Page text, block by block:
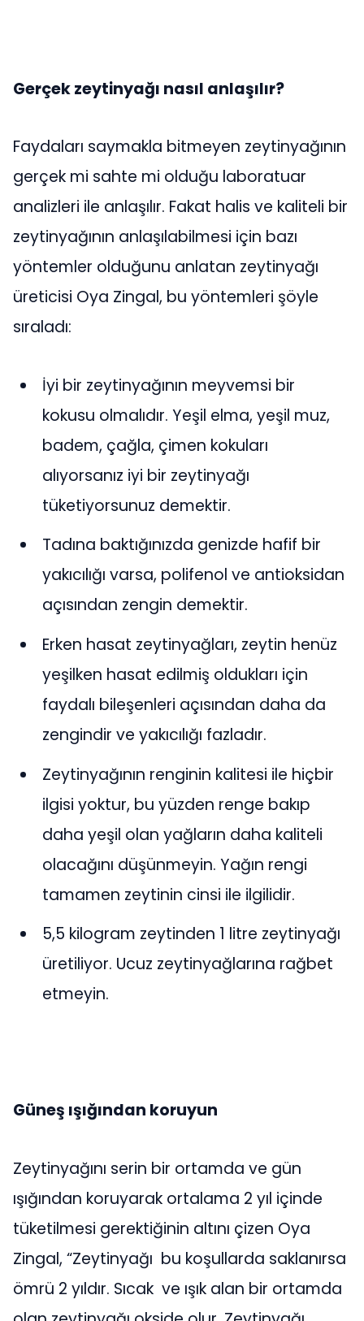
Gerçek zeytinyağı nasıl anlaşılır?
Faydaları saymakla bitmeyen zeytinyağının
gerçek mi sahte mi olduğu laboratuar
analizleri ile anlaşılır. Fakat halis ve kaliteli bir
zeytinyağının anlaşılabilmesi için bazı
yöntemler olduğunu anlatan zeytinyağı
üreticisi Oya Zingal, bu yöntemleri şöyle
sıraladı:
İyi bir zeytinyağının meyvemsi bir
kokusu olmalıdır. Yeşil elma, yeşil muz,
badem, çağla, çimen kokuları
alıyorsanız iyi bir zeytinyağı
tüketiyorsunuz demektir.
Tadına baktığınızda genizde hafif bir
yakıcılığı varsa, polifenol ve antioksidan
açısından zengin demektir.
Erken hasat zeytinyağları, zeytin henüz
yeşilken hasat edilmiş oldukları için
faydalı bileşenleri açısından daha da
zengindir ve yakıcılığı fazladır.
Zeytinyağının renginin kalitesi ile hiçbir
ilgisi yoktur, bu yüzden renge bakıp
daha yeşil olan yağların daha kaliteli
olacağını düşünmeyin. Yağın rengi
tamamen zeytinin cinsi ile ilgilidir.
5,5 kilogram zeytinden 1 litre zeytinyağı
üretiliyor. Ucuz zeytinyağlarına rağbet
etmeyin.
Güneş ışığından koruyun
Zeytinyağını serin bir ortamda ve gün
ışığından koruyarak ortalama 2 yıl içinde
tüketilmesi gerektiğinin altını çizen Oya
Zingal, “Zeytinyağı bu koşullarda saklanırsa
ömrü 2 yıldır. Sıcak ve ışık alan bir ortamda